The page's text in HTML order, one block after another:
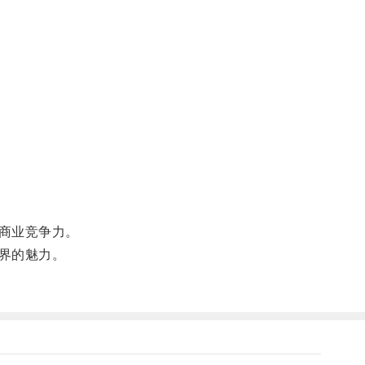
竞争力。
的魅力。